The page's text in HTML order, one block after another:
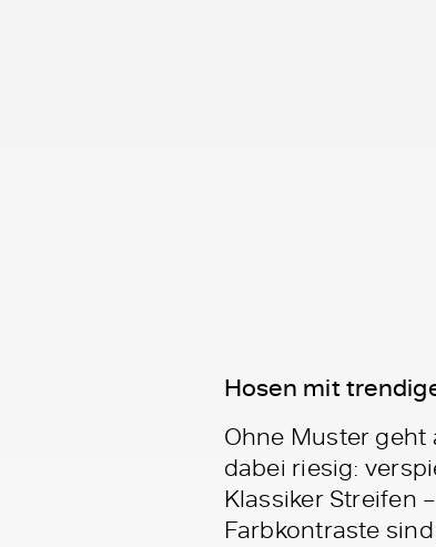
Hosen mit
Ohne Muster
dabei riesig:
Klassiker Streifen
Farbkontraste